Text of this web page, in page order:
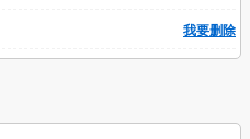
我要删除